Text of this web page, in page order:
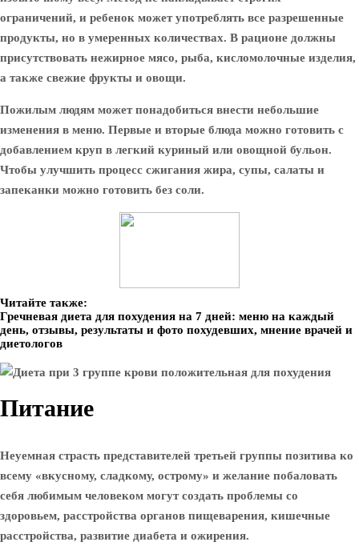
ограничений, и ребенок может употреблять все разрешенные
продукты, но в умеренных количествах. В рационе должны
присутствовать нежирное мясо, рыба, кисломолочные изделия,
а также свежие фрукты и овощи.
Пожилым людям может понадобиться внести небольшие
изменения в меню. Первые и вторые блюда можно готовить с
добавлением круп в легкий куриный или овощной бульон.
Чтобы улучшить процесс сжигания жира, супы, салаты и
запеканки можно готовить без соли.
Читайте также:
Гречневая диета для похудения на 7 дней: меню на каждый
день, отзывы, результаты и фото похудевших, мнение врачей и
диетологов
Питание
Неуемная страсть представителей третьей группы позитива ко
всему «вкусному, сладкому, острому» и желание побаловать
себя любимым человеком могут создать проблемы со
здоровьем, расстройства органов пищеварения, кишечные
расстройства, развитие диабета и ожирения.